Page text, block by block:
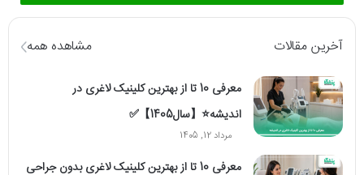
آخرین مقالات مشاهده همه
معرفی 10 تا از بهترین کلینیک لاغری در
اندیشه⭐【سال1405】✅
مرداد 12, 1405
معرفی 10 تا از بهترین کلینیک لاغری بدون جراحی